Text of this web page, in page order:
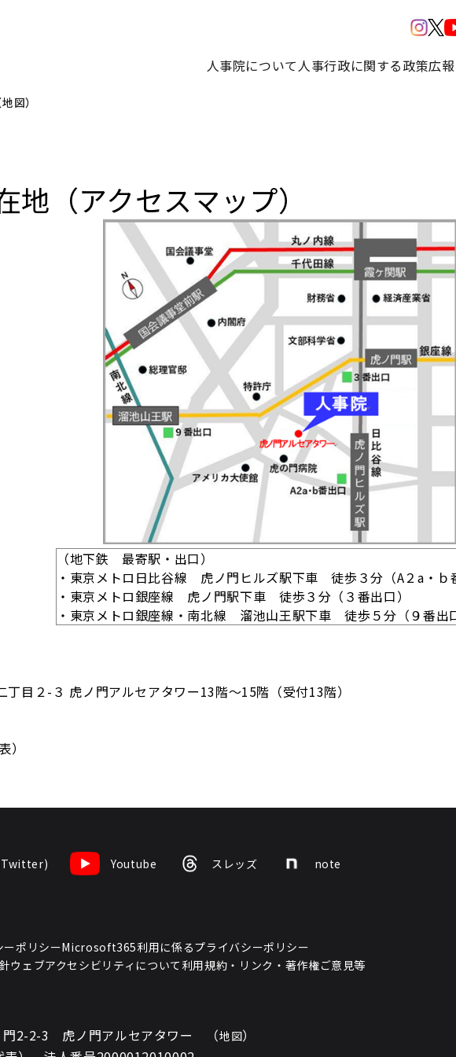
人事院について 人事行政に関する政策広
図）
地（アクセスマップ）
（地下鉄 最寄駅・出口）
・東京メトロ日比谷線 虎ノ門ヒルズ駅下車 徒歩３分（A２a・ｂ
・東京メトロ銀座線 虎ノ門駅下車 徒歩３分（３番出口）
・東京メトロ銀座線・南北線 溜池山王駅下車 徒歩５分（９番出
目２-３ 虎ノ門アルセアタワー13階～15階（受付13階）
Twitter) Youtube スレッズ note
ポリシーMicrosoft365利用に係るプライバシーポリシー
ウェブアクセシビリティについて 利用規約・リンク・著作権ご意見等
2-2-3 虎ノ門アルセアタワー （地図）